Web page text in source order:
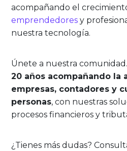
acompañando el
emprendedores y
nuestra tecnología.
Únete a nuestra comunidad.
20 años acompañando la
empresas, contadores y
personas, con nuestras
procesos financieros y
¿Tienes más dudas?